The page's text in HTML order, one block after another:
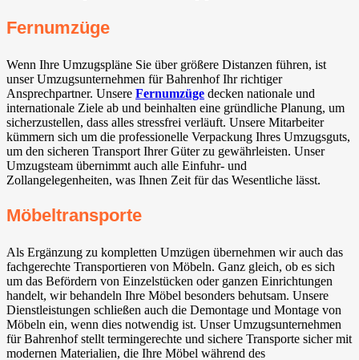
Fernumzüge
Wenn Ihre Umzugspläne Sie über größere Distanzen führen, ist
unser Umzugsunternehmen für Bahrenhof Ihr richtiger
Ansprechpartner. Unsere Fernumzüge decken nationale und
internationale Ziele ab und beinhalten eine gründliche Planung, um
sicherzustellen, dass alles stressfrei verläuft. Unsere Mitarbeiter
kümmern sich um die professionelle Verpackung Ihres Umzugsguts,
um den sicheren Transport Ihrer Güter zu gewährleisten. Unser
Umzugsteam übernimmt auch alle Einfuhr- und
Zollangelegenheiten, was Ihnen Zeit für das Wesentliche lässt.
Möbeltransporte
Als Ergänzung zu kompletten Umzügen übernehmen wir auch das
fachgerechte Transportieren von Möbeln. Ganz gleich, ob es sich
um das Befördern von Einzelstücken oder ganzen Einrichtungen
handelt, wir behandeln Ihre Möbel besonders behutsam. Unsere
Dienstleistungen schließen auch die Demontage und Montage von
Möbeln ein, wenn dies notwendig ist. Unser Umzugsunternehmen
für Bahrenhof stellt termingerechte und sichere Transporte sicher mit
modernen Materialien, die Ihre Möbel während des